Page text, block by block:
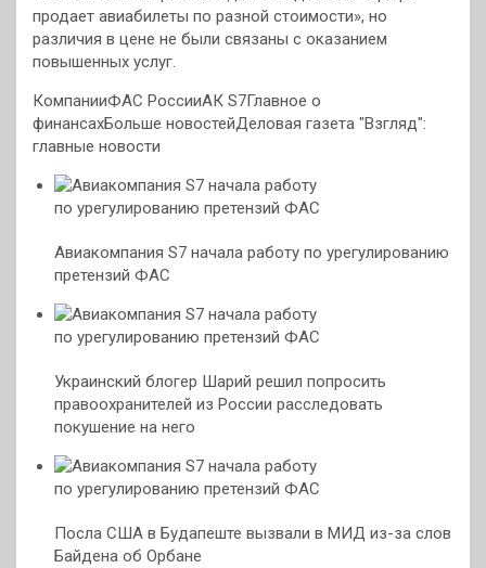
продает авиабилеты по разной стоимости», но
различия в цене не были связаны с оказанием
повышенных услуг.
КомпанииФАС РоссииАК S7Главное о
финансахБольше новостейДеловая газета "Взгляд":
главные новости
Авиакомпания S7 начала работу по урегулированию
претензий ФАС
Украинский блогер Шарий решил попросить
правоохранителей из России расследовать
покушение на него
Посла США в Будапеште вызвали в МИД из-за слов
Байдена об Орбане